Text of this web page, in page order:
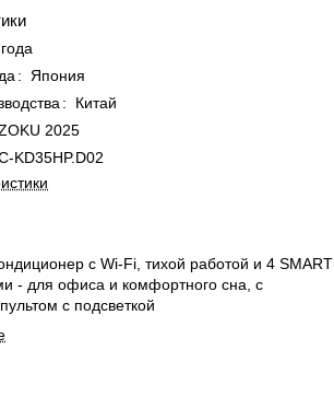
:
Япония
:
Китай
2025
KD35HP.D02
с Wi-Fi, тихой работой и 4 SMART
- для офиса и комфортного сна, с
с подсветкой